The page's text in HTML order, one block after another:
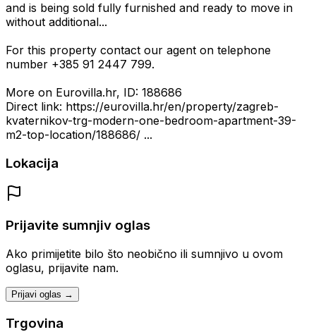
and is being sold fully furnished and ready to move in
without additional...
For this property contact our agent on telephone
number +385 91 2447 799.
More on Eurovilla.hr, ID: 188686
Direct link: https://eurovilla.hr/en/property/zagreb-
kvaternikov-trg-modern-one-bedroom-apartment-39-
m2-top-location/188686/ ...
Lokacija
Prijavite sumnjiv oglas
Ako primijetite bilo što neobično ili sumnjivo u ovom
oglasu, prijavite nam.
Prijavi oglas →
Trgovina